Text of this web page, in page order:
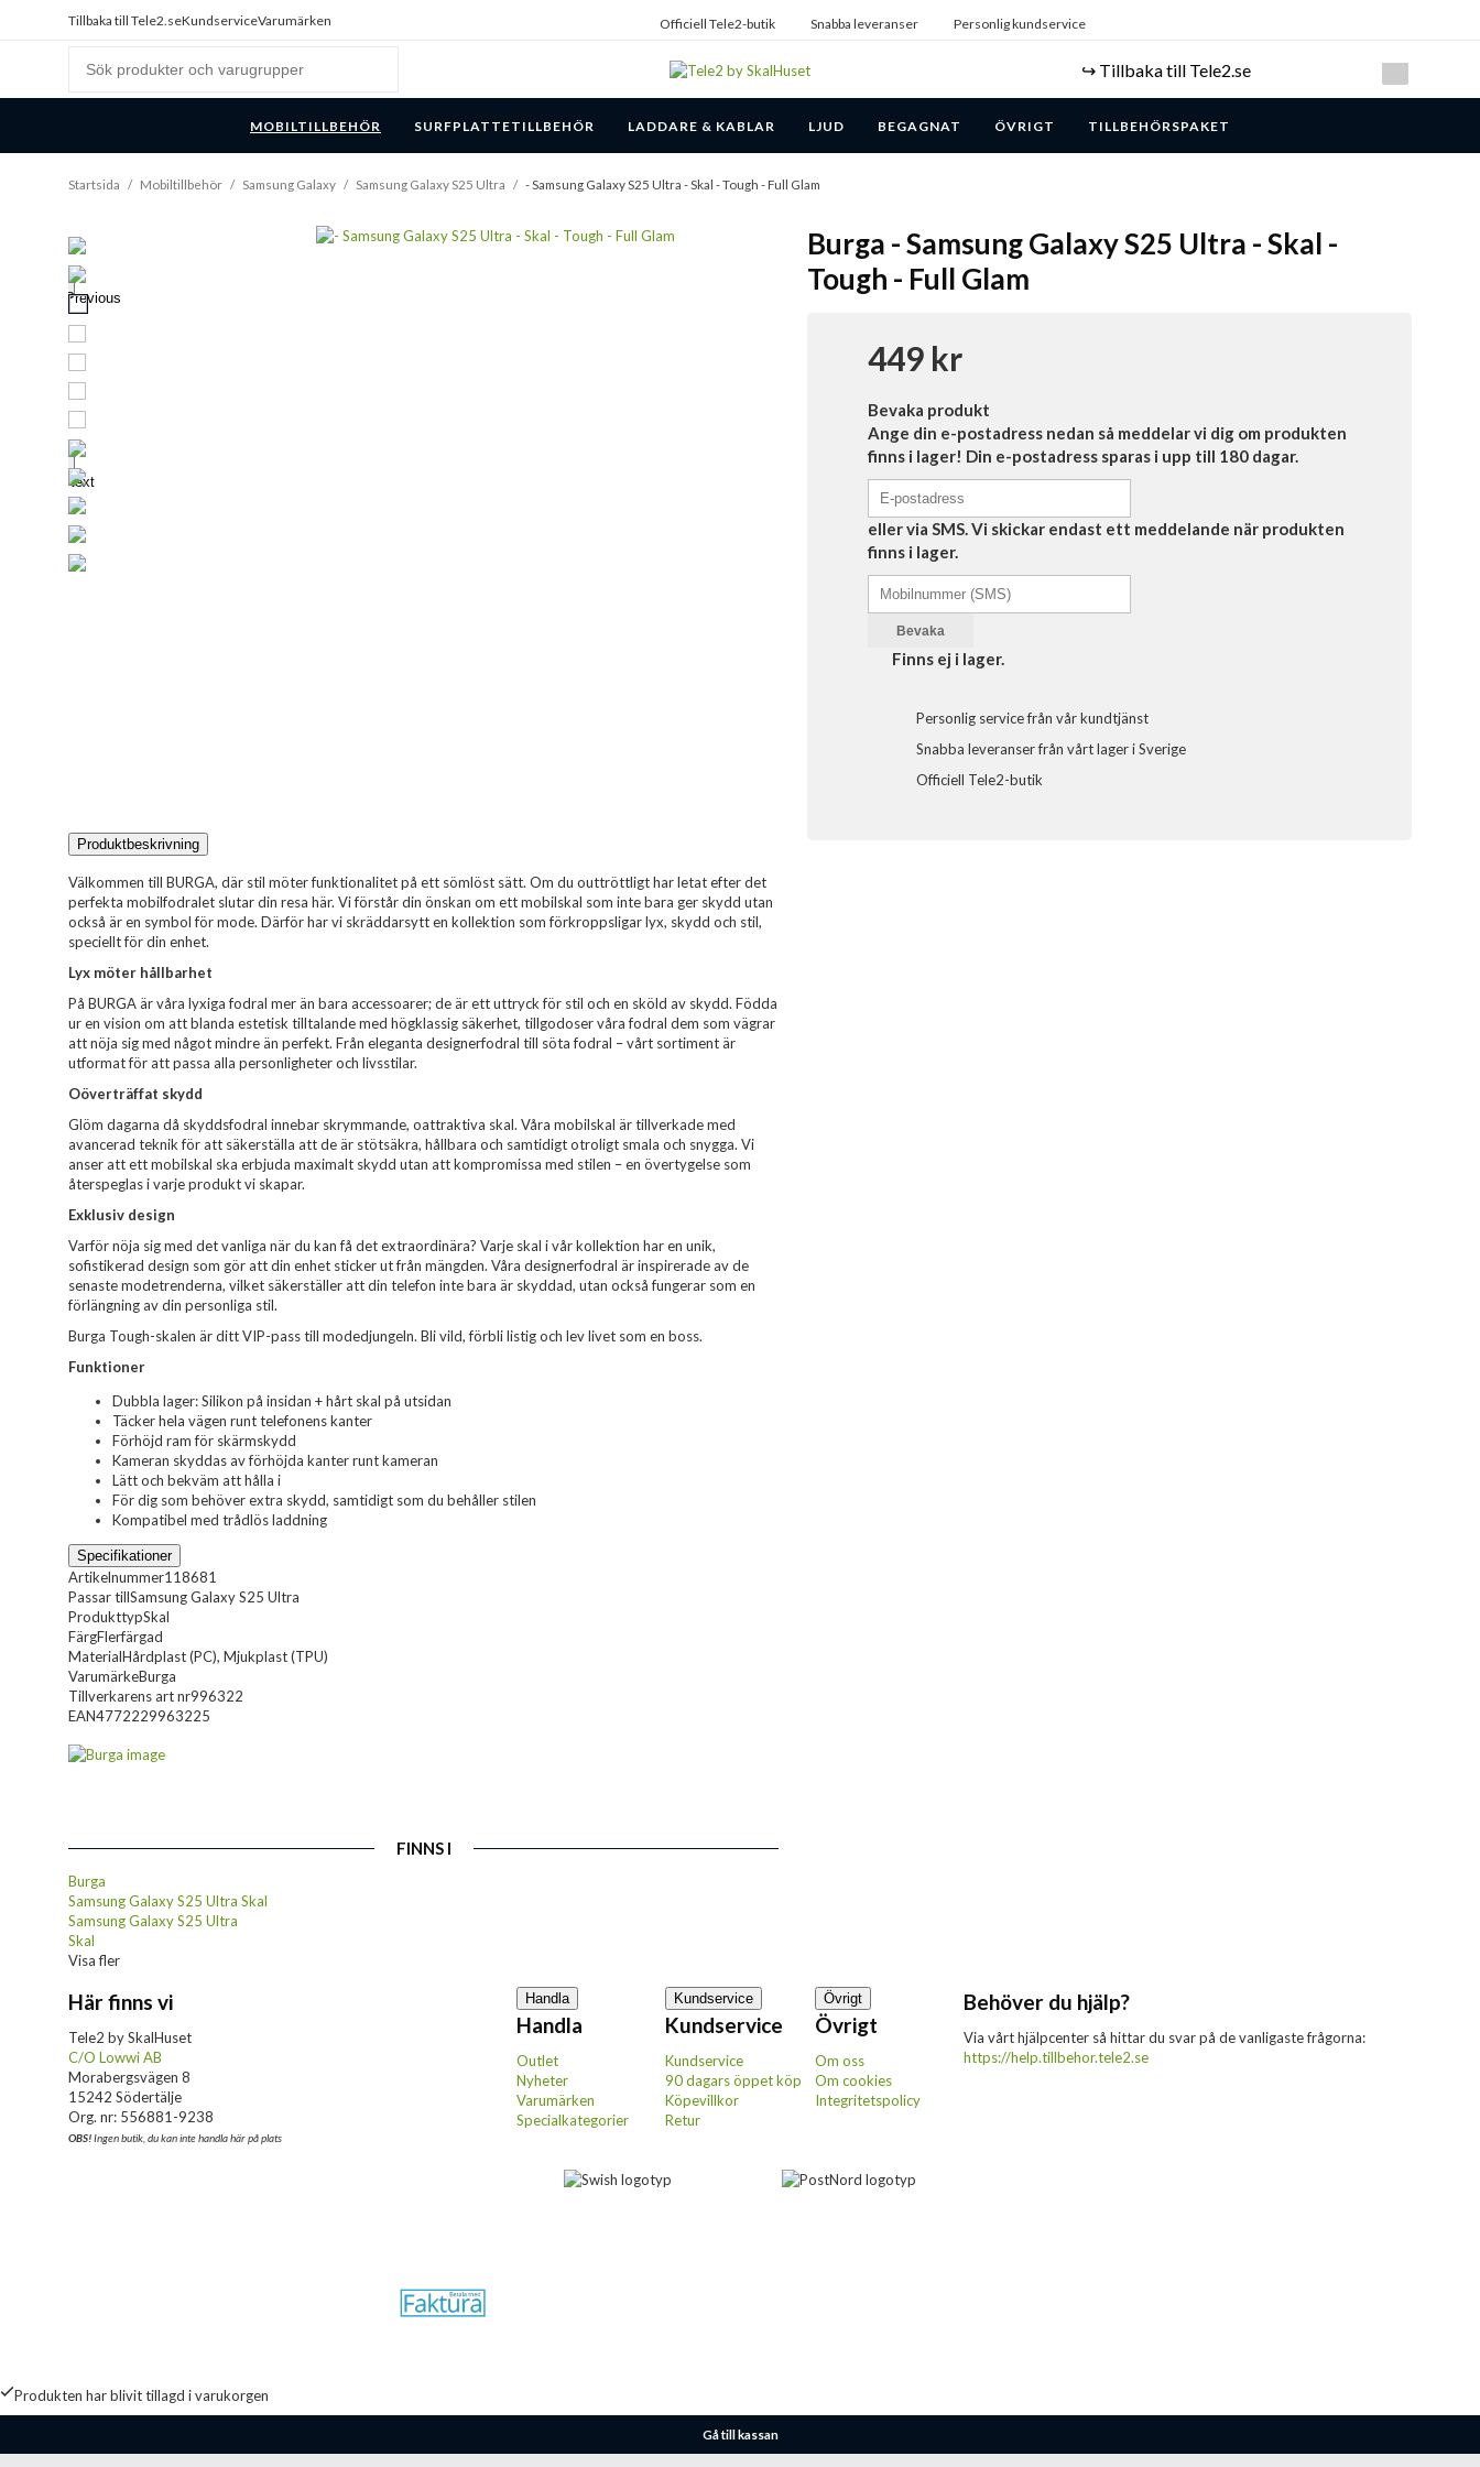
Tillbaka till Tele2.seKundserviceVarumärken Officiell Tele2-butik Snabba leveranser Personlig kundservice
↪️ Tillbaka till Tele2.se
MOBILTILLBEHÖR SURFPLATTETILLBEHÖR LADDARE & KABLAR LJUD BEGAGNAT ÖVRIGT TILLBEHÖRSPAKET
Startsida / Mobiltillbehör / Samsung Galaxy / Samsung Galaxy S25 Ultra / - Samsung Galaxy S25 Ultra - Skal - Tough - Full Glam
Previous
Next
Burga - Samsung Galaxy S25 Ultra - Skal -
Tough - Full Glam
449 kr
Bevaka produkt
Ange din e-postadress nedan så meddelar vi dig om produkten
finns i lager! Din e-postadress sparas i upp till 180 dagar.
eller via SMS. Vi skickar endast ett meddelande när produkten
finns i lager.
Bevaka
Finns ej i lager.
Personlig service från vår kundtjänst
Snabba leveranser från vårt lager i Sverige
Officiell Tele2-butik
Produktbeskrivning
Välkommen till BURGA, där stil möter funktionalitet på ett sömlöst sätt. Om du outtröttligt har letat efter det
perfekta mobilfodralet slutar din resa här. Vi förstår din önskan om ett mobilskal som inte bara ger skydd utan
också är en symbol för mode. Därför har vi skräddarsytt en kollektion som förkroppsligar lyx, skydd och stil,
speciellt för din enhet.
Lyx möter hållbarhet
På BURGA är våra lyxiga fodral mer än bara accessoarer; de är ett uttryck för stil och en sköld av skydd. Födda
ur en vision om att blanda estetisk tilltalande med högklassig säkerhet, tillgodoser våra fodral dem som vägrar
att nöja sig med något mindre än perfekt. Från eleganta designerfodral till söta fodral – vårt sortiment är
utformat för att passa alla personligheter och livsstilar.
Oöverträffat skydd
Glöm dagarna då skyddsfodral innebar skrymmande, oattraktiva skal. Våra mobilskal är tillverkade med
avancerad teknik för att säkerställa att de är stötsäkra, hållbara och samtidigt otroligt smala och snygga. Vi
anser att ett mobilskal ska erbjuda maximalt skydd utan att kompromissa med stilen – en övertygelse som
återspeglas i varje produkt vi skapar.
Exklusiv design
Varför nöja sig med det vanliga när du kan få det extraordinära? Varje skal i vår kollektion har en unik,
sofistikerad design som gör att din enhet sticker ut från mängden. Våra designerfodral är inspirerade av de
senaste modetrenderna, vilket säkerställer att din telefon inte bara är skyddad, utan också fungerar som en
förlängning av din personliga stil.
Burga Tough-skalen är ditt VIP-pass till modedjungeln. Bli vild, förbli listig och lev livet som en boss.
Funktioner
Dubbla lager: Silikon på insidan + hårt skal på utsidan
Täcker hela vägen runt telefonens kanter
Förhöjd ram för skärmskydd
Kameran skyddas av förhöjda kanter runt kameran
Lätt och bekväm att hålla i
För dig som behöver extra skydd, samtidigt som du behåller stilen
Kompatibel med trådlös laddning
Specifikationer
Artikelnummer118681
Passar tillSamsung Galaxy S25 Ultra
ProdukttypSkal
FärgFlerfärgad
MaterialHårdplast (PC), Mjukplast (TPU)
VarumärkeBurga
Tillverkarens art nr996322
EAN4772229963225
FINNS I
Burga
Samsung Galaxy S25 Ultra Skal
Samsung Galaxy S25 Ultra
Skal
Visa fler
Här finns vi
Tele2 by SkalHuset
C/O Lowwi AB
Morabergsvägen 8
15242 Södertälje
Org. nr: 556881-9238
OBS!Ingen butik, du kan inte handla här på plats
Handla
Handla
Outlet
Nyheter
Varumärken
Specialkategorier
Kundservice
Kundservice
Kundservice
90 dagars öppet köp
Köpevillkor
Retur
Övrigt
Övrigt
Om oss
Om cookies
Integritetspolicy
Behöver du hjälp?
Via vårt hjälpcenter så hittar du svar på de vanligaste frågorna:
https://help.tillbehor.tele2.se
Produkten har blivit tillagd i varukorgen
Gå till kassan